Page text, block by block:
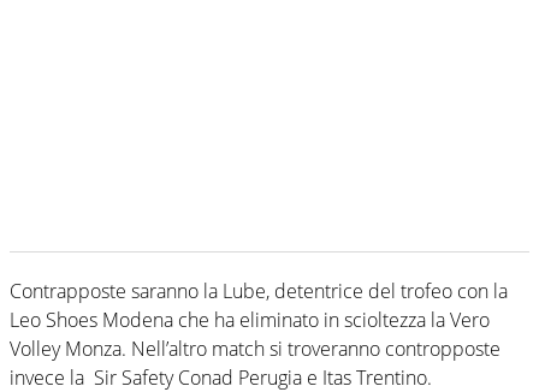
Contrapposte saranno la Lube, detentrice del trofeo con la
Leo Shoes Modena che ha eliminato in scioltezza la Vero
Volley Monza. Nell’altro match si troveranno contropposte
invece la Sir Safety Conad Perugia e Itas Trentino.